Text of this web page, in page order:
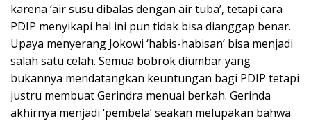
karena ‘air susu dibalas dengan air tuba’, tetapi cara
PDIP menyikapi hal ini pun tidak bisa dianggap benar.
Upaya menyerang Jokowi ‘habis-habisan’ bisa menjadi
salah satu celah. Semua bobrok diumbar yang
bukannya mendatangkan keuntungan bagi PDIP tetapi
justru membuat Gerindra menuai berkah. Gerinda
akhirnya menjadi ‘pembela’ seakan melupakan bahwa